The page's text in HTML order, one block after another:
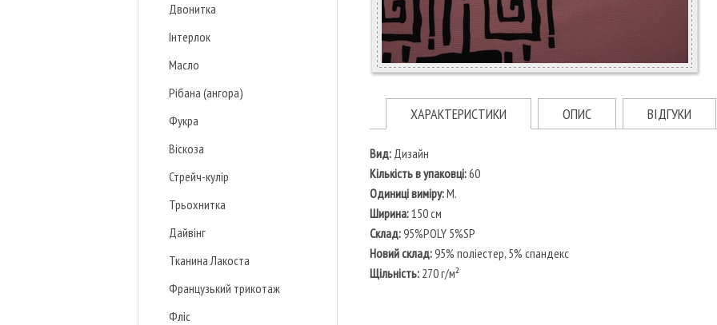
Двонитка
Інтерлок
Масло
Рібана (ангора)
Фукра
Віскоза
Стрейч-кулір
Трьохнитка
Дайвінг
Тканина Лакоста
Французький трикотаж
Фліс
ХАРАКТЕРИСТИКИ ОПИС ВІДГУКИ
Вид: Дизайн
Кількість в упаковці:60
Одиниці виміру:М.
Ширина:150 см
Склад:95%POLY 5%SP
Новий склад:95% поліестер, 5% спандекс
Щільність: 270 г/м²